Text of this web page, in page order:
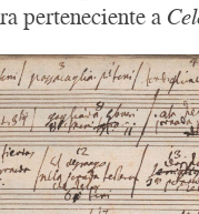
perteneciente a